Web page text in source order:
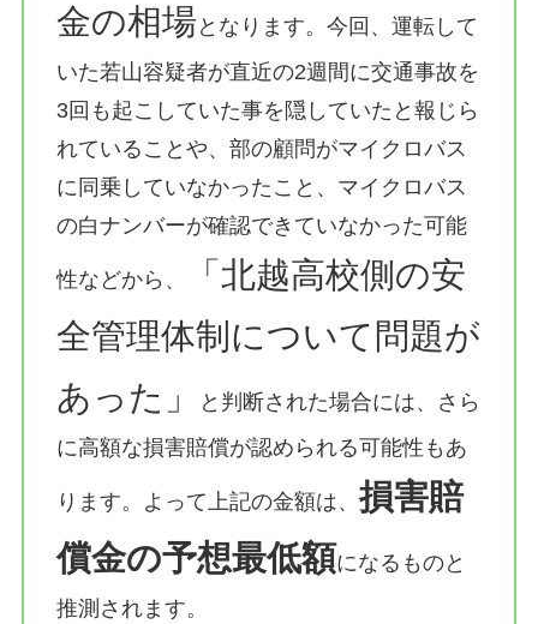
金の相場 となります。今回、運転して
いた若山容疑者が直近の2週間に交通事故を
3回も起こしていた事を隠していたと報じら
れていることや、部の顧問がマイクロバス
に同乗していなかったこと、マイクロバス
の白ナンバーが確認できていなかった可能
性などから、
「北越高校側の安
全管理体制について問題が
あった」
と判断された場合には、さら
に高額な損害賠償が認められる可能性もあ
ります。よって上記の金額は、損害賠
償金の予想最低額になるものと
推測されます。